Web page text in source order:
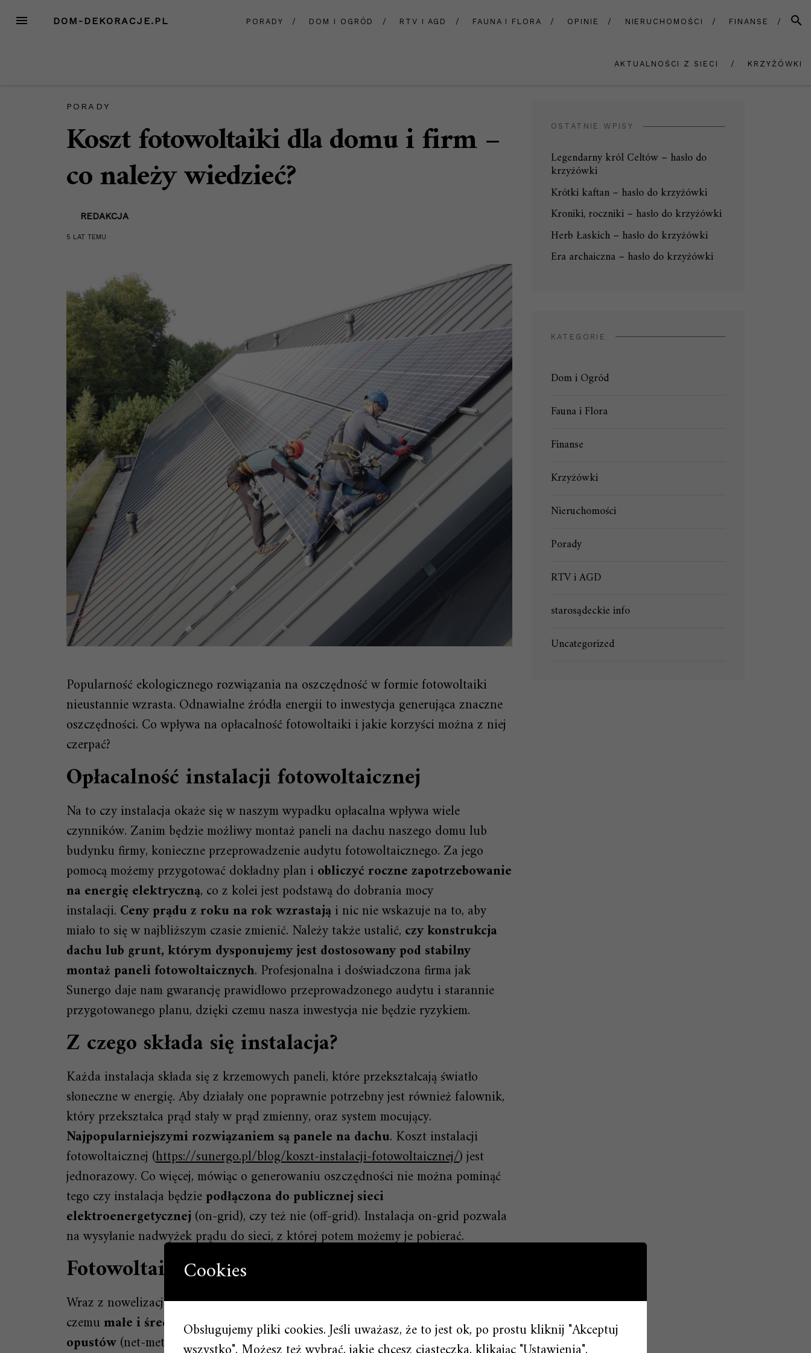
MENU DOM-DEKORACJE.PL PORADY DOM I OGRÓD RTV I AGD FAUNA I FLORA OPINIE NIERUCHOMOŚCI FINANSE
AKTUALNOŚCI Z SIECI KRZYŻÓWKI
PORADY
Koszt fotowoltaiki dla domu i firm –
co należy wiedzieć?
REDAKCJA
5 LAT TEMU
Popularność ekologicznego rozwiązania na oszczędność w formie fotowoltaiki
nieustannie wzrasta. Odnawialne źródła energii to inwestycja generująca znaczne
oszczędności. Co wpływa na opłacalność fotowoltaiki i jakie korzyści można z niej
czerpać?
Opłacalność instalacji fotowoltaicznej
Na to czy instalacja okaże się w naszym wypadku opłacalna wpływa wiele
czynników. Zanim będzie możliwy montaż paneli na dachu naszego domu lub
budynku firmy, konieczne przeprowadzenie audytu fotowoltaicznego. Za jego
pomocą możemy przygotować dokładny plan iobliczyć roczne zapotrzebowanie
na energię elektryczną, co z kolei jest podstawą do dobrania mocy
instalacji. Ceny prądu z roku na rok wzrastająi nic nie wskazuje na to, aby
miało to się w najbliższym czasie zmienić. Należy także ustalić, czy konstrukcja
dachu lub grunt, którym dysponujemy jest dostosowany pod stabilny
montaż paneli fotowoltaicznych. Profesjonalna i doświadczona firma jak
Sunergo daje nam gwarancję prawidłowo przeprowadzonego audytu i starannie
przygotowanego planu, dzięki czemu nasza inwestycja nie będzie ryzykiem.
Z czego składa się instalacja?
Każda instalacja składa się z krzemowych paneli, które przekształcają światło
słoneczne w energię. Aby działały one poprawnie potrzebny jest również falownik,
który przekształca prąd stały w prąd zmienny, oraz system mocujący.
Najpopularniejszymi rozwiązaniem są panele na dachu. Koszt instalacji
fotowoltaicznej (https://sunergo.pl/blog/koszt-instalacji-fotowoltaicznej/) jest
jednorazowy. Co więcej, mówiąc o generowaniu oszczędności nie można pominąć
tego czy instalacja będziepodłączona do publicznej sieci
elektroenergetycznej (on-grid), czy też nie (off-grid). Instalacja on-grid pozwala
na wysyłanie nadwyżek prądu do sieci, z której potem możemy je pobierać.
Fotowoltaika dla firm
Wraz z nowelizacją ustawy OZE wprowadzono Pakiet Prosumencki dzięki
czemumałe i średnie przedsiębiorstwa mogą skorzystać z systemu
opustów(net-metering) i produkować energię na własne potrzeby. Pozwala to na
OSTATNIE WPISY
Legendarny król Celtów – hasło do
krzyżówki
Krótki kaftan – hasło do krzyżówki
Kroniki, roczniki – hasło do krzyżówki
Herb Łaskich – hasło do krzyżówki
Era archaiczna – hasło do krzyżówki
KATEGORIE
Dom i Ogród
Fauna i Flora
Finanse
Krzyżówki
Nieruchomości
Porady
RTV i AGD
starosądeckie info
Uncategorized
Cookies
Obsługujemy pliki cookies. Jeśli uważasz, że to jest ok, po prostu kliknij "Akceptuj